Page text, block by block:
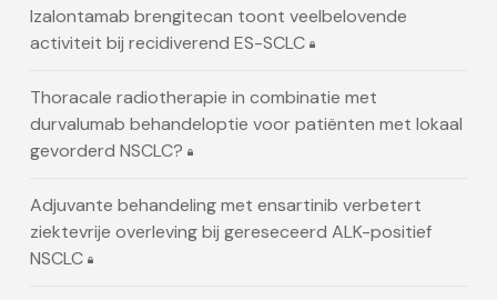
Izalontamab brengitecan toont veelbelovende
activiteit bij recidiverend ES-SCLC
Thoracale radiotherapie in combinatie met
durvalumab behandeloptie voor patiënten met lokaal
gevorderd NSCLC?
Adjuvante behandeling met ensartinib verbetert
ziektevrije overleving bij gereseceerd ALK-positief
NSCLC